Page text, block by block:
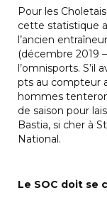
Pour les
cette statistique
l’ancien
(décembre 2019
l’omnisports. S’il
pts au compteur
hommes
de saison pour
Bastia, si cher à
National.
Le SOC doit se